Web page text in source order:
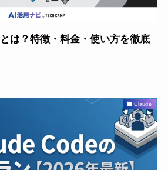
は？特徴・料金・使い方を徹底
Claude